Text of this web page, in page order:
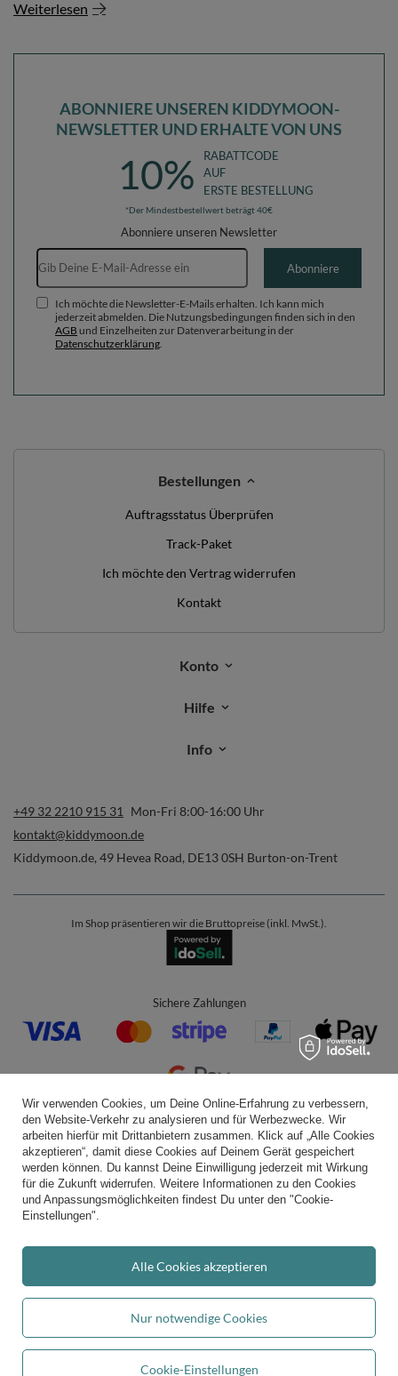
Weiterlesen
ABONNIERE UNSEREN KIDDYMOON-
NEWSLETTER UND ERHALTE VON UNS
10%
RABATTCODE
AUF
ERSTE BESTELLUNG
*Der Mindestbestellwert beträgt 40€
Abonniere unseren Newsletter
E-Mail-Adresse
Abonniere
Ich möchte die Newsletter-E-Mails erhalten. Ich kann mich
jederzeit abmelden. Die Nutzungsbedingungen finden sich in den
AGB und Einzelheiten zur Datenverarbeitung in der
Datenschutzerklärung
Bestellungen
Auftragsstatus Überprüfen
Track-Paket
Ich möchte den Vertrag widerrufen
Kontakt
Konto
Hilfe
Info
+49 32 2210 915 31
Mon-Fri 8:00-16:00 Uhr
kontakt@kiddymoon.de
Kiddymoon.de, 49 Hevea Road, DE13 0SH Burton-on-Trent
Im Shop präsentieren wir die Bruttopreise (inkl. MwSt.).
Sichere Zahlungen
Bequeme Lieferung
Du kannst uns vertrauen
Folge uns:
Durchschnittliche Bewertung vonkiddymoon.debei Trustami:
Wir verwenden Cookies, um Deine Online-Erfahrung zu verbessern,
den Website-Verkehr zu analysieren und für Werbezwecke. Wir
arbeiten hierfür mit Drittanbietern zusammen. Klick auf „Alle Cookies
akzeptieren“, damit diese Cookies auf Deinem Gerät gespeichert
werden können. Du kannst Deine Einwilligung jederzeit mit Wirkung
für die Zukunft widerrufen. Weitere Informationen zu den Cookies
und Anpassungsmöglichkeiten findest Du unter den "Cookie-
Einstellungen".
Nur notwendige Cookies
Cookie-Einstellungen
Alle Cookies akzeptieren